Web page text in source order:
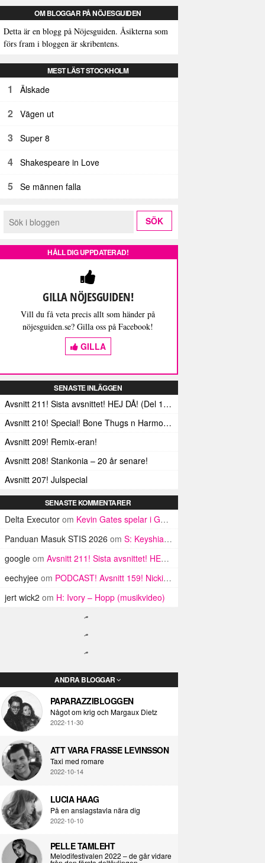
OM BLOGGAR PÅ NÖJESGUIDEN
Detta är en blogg på Nöjesguiden. Åsikterna som
förs fram i bloggen är skribentens.
MEST LÄST STOCKHOLM
1 Älskade
2 Vägen ut
3 Super 8
4 Shakespeare in Love
5 Se männen falla
HÅLL DIG UPPDATERAD!
GILLA NÖJESGUIDEN!
Vill du få veta precis allt som händer på
nöjesguiden.se? Gilla oss på Facebook!
GILLA
SENASTE INLÄGGEN
Avsnitt 211! Sista avsnittet! HEJ DÅ! (Del 1 och 2)
Avsnitt 210! Special! Bone Thugs n Harmonys album E.1999 Eternal
Avsnitt 209! Remix-eran!
Avsnitt 208! Stankonia – 20 år senare!
Avsnitt 207! Julspecial
SENASTE KOMMENTARER
Delta Executor om Kevin Gates spelar i GBG på onsdag
Panduan Masuk STIS 2026 om S: Keyshia Cole, K. Michelle och ratchetifieringen av rnb
google om Avsnitt 211! Sista avsnittet! HEJ DÅ! (Del 1 och 2)
eechyjee om PODCAST! Avsnitt 159! Nicki Minaj-specialen!
jert wick2 om H: Ivory – Hopp (musikvideo)
ANDRA BLOGGAR
PAPARAZZIBLOGGEN
Något om krig och Margaux Dietz
2022-11-30
ATT VARA FRASSE LEVINSSON
Taxi med romare
2022-10-14
LUCIA HAAG
På en anslagstavla nära dig
2022-10-10
PELLE TAMLEHT
Melodifestivalen 2022 – de går vidare